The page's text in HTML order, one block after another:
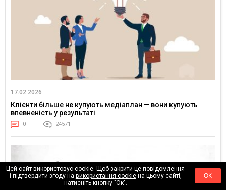
17.02.2026
Клієнти більше не купують медіаплан — вони купують
впевненість у результаті
0 24571
Цей сайт використовує cookie. Щоб закрити це повідомлення
і підтвердити згоду на використання cookieна цьому сайті,
натисніть кнопку "Ок".
ОК